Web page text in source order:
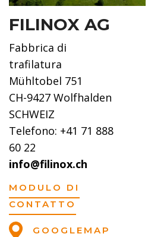
FILINOX AG
Fabbrica di
trafilatura
Mühltobel 751
CH-9427 Wolfhalden
SCHWEIZ
Telefono: +41 71 888
60 22
info@filinox.ch
MODULO DI
CONTATTO
GOOGLEMAP